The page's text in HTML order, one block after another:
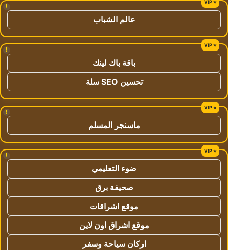
!
عالم الشباب
!
باقة باك لينك
تحسين SEO سلة
!
ماسنجر المسلم
!
ضوء التعليمي
صحيفة برق
موقع اشراقات
موقع اشراق اون لاين
اركان سياحة وسفر